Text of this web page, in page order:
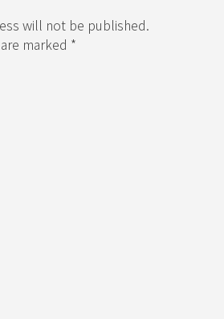
will not be published.
marked *